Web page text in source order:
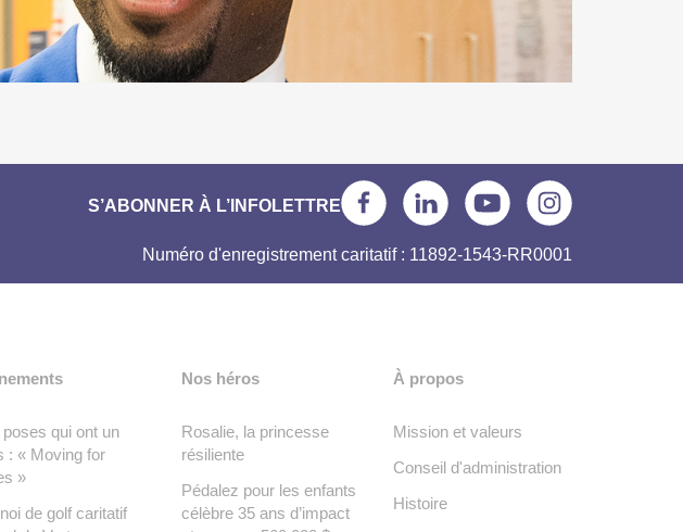
S’ABONNER À L’INFOLETTRE
Numéro d'enregistrement caritatif : 11892-1543-RR0001
qui ont un
: « Moving for
»
de golf caritatif
Nos héros
Rosalie, la princesse
résiliente
Pédalez pour les enfants
célèbre 35 ans d’impact
À propos
Mission et valeurs
Conseil d'administration
Histoire